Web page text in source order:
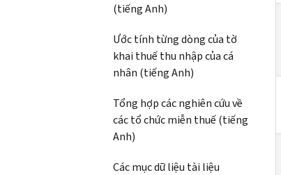
(tiếng Anh)
Ước tính từng dòng của tờ
khai thuế thu nhập của cá
nhân (tiếng Anh)
Tổng hợp các nghiên cứu về
các tổ chức miễn thuế (tiếng
Anh)
Các mục dữ liệu tài liệu